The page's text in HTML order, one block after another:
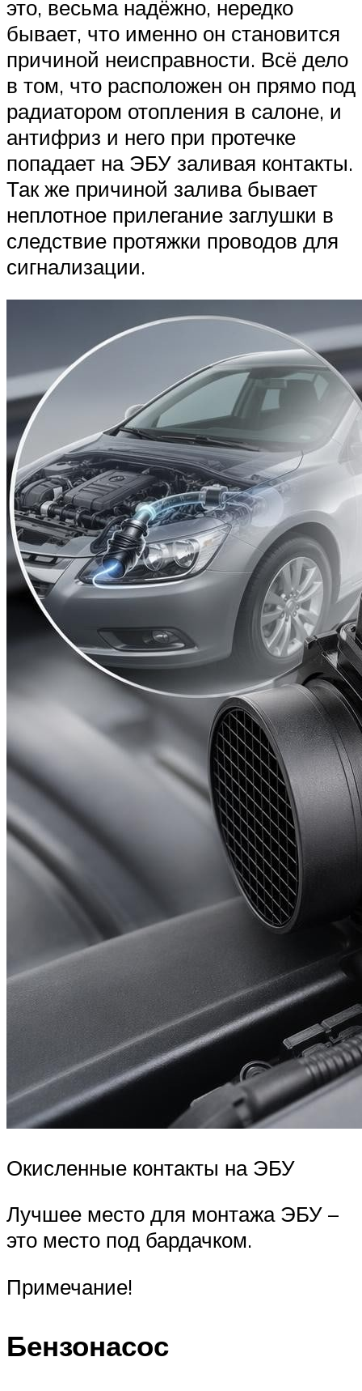
это, весьма надёжно, нередко
бывает, что именно он становится
причиной неисправности. Всё дело
в том, что расположен он прямо под
радиатором отопления в салоне, и
антифриз и него при протечке
попадает на ЭБУ заливая контакты.
Так же причиной залива бывает
неплотное прилегание заглушки в
следствие протяжки проводов для
сигнализации.
Окисленные контакты на ЭБУ
Лучшее место для монтажа ЭБУ –
это место под бардачком.
Примечание!
Бензонасос